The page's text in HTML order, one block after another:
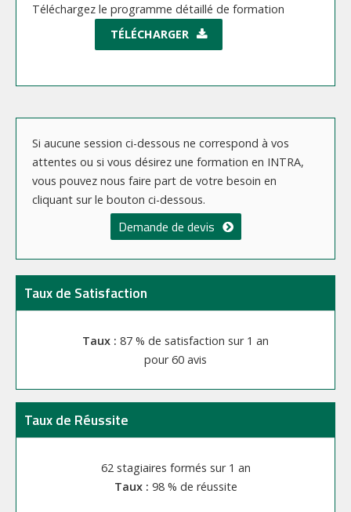
Téléchargez le programme détaillé de formation
TÉLÉCHARGER
Si aucune session ci-dessous ne correspond à vos
attentes ou si vous désirez une formation en INTRA,
vous pouvez nous faire part de votre besoin en
cliquant sur le bouton ci-dessous.
Demande de devis
Taux de Satisfaction
87 % de satisfaction sur 1 an
60 avis
Taux de Réussite
62 stagiaires formés sur 1 an
98 % de réussite